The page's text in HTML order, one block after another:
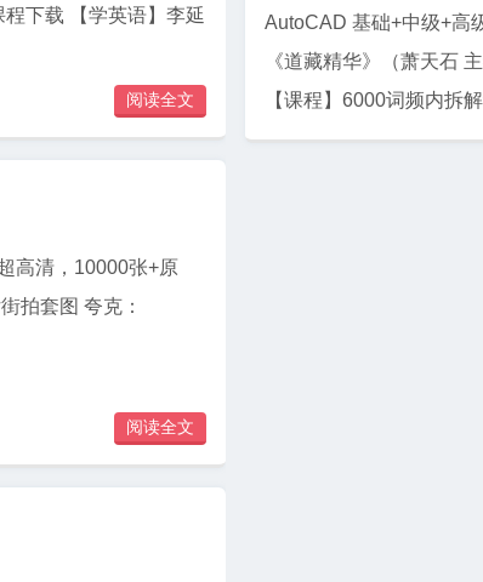
阅读全文
高清，10000张+原
阅读全文
20部213集，覆盖工程/交
AutoCAD 基础+中级+高
码课件】
《道藏精华》（萧天石
籍珍藏集
【课程】6000词频内拆
频+讲义